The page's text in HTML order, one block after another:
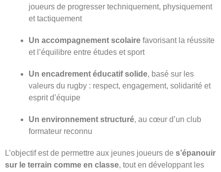
joueurs de progresser techniquement, physiquement
et tactiquement
Un accompagnement scolaire favorisant la réussite
et l’équilibre entre études et sport
Un encadrement éducatif solide, basé sur les
valeurs du rugby : respect, engagement, solidarité et
esprit d’équipe
Un environnement structuré, au cœur d’un club
formateur reconnu
L’objectif est de permettre aux jeunes joueurs de s’épanouir
sur le terrain comme en classe, tout en développant les